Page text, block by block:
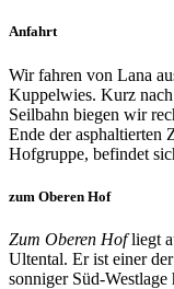
Anfahrt
Wir fahren von Lana
Kuppelwies. Kurz
Seilbahn biegen wir
Ende der asphaltierten
Hofgruppe, befindet
zum Oberen Hof
Zum Oberen Hofliegt
Ultental. Er ist einer
sonniger Süd-